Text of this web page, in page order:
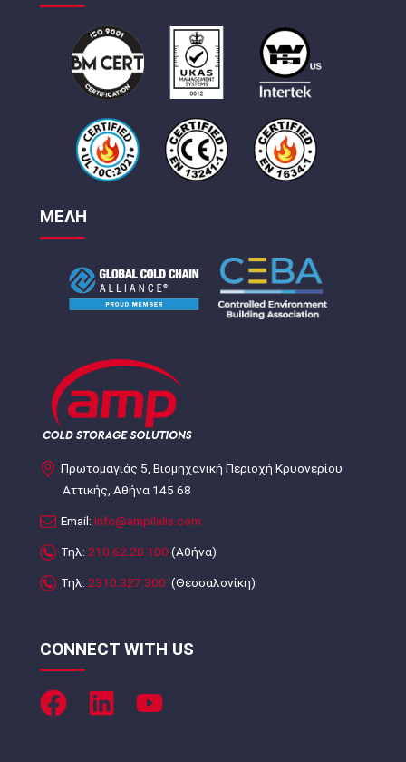
ΜΕΛΗ
Πρωτομαγιάς 5, Βιομηχανική Περιοχή Κρυονερίου
Αττικής, Αθήνα 145 68
Email: info@ampilalis.com
Τηλ: 210.62.20.100 (Αθήνα)
Τηλ: 2310.327.300 (Θεσσαλονίκη)
CONNECT WITH US